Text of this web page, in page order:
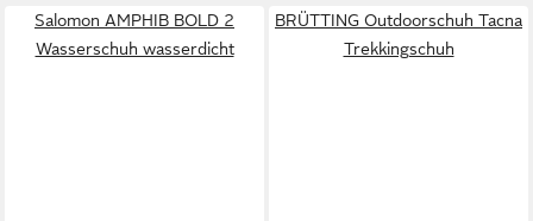
Salomon AMPHIB BOLD 2
Wasserschuh wasserdicht
BRÜTTING Outdoorschuh Tacna
Trekkingschuh